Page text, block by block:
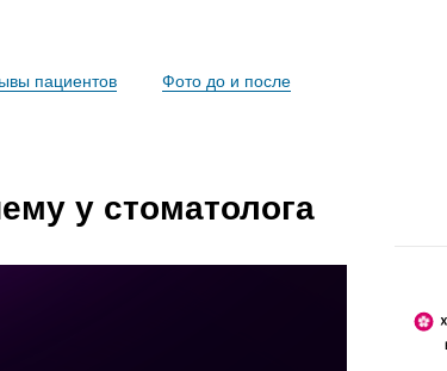
пациентов Фото до и после
у стоматолога